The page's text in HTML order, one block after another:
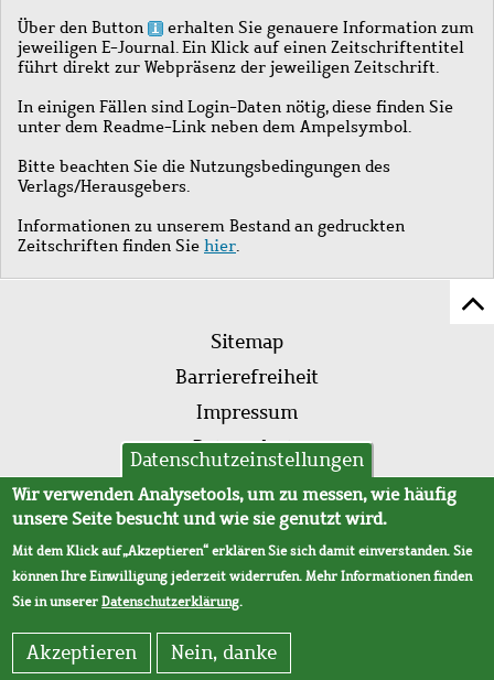
Über den Button
erhalten Sie genauere Information zum
jeweiligen E-Journal. Ein Klick auf einen Zeitschriftentitel
führt direkt zur Webpräsenz der jeweiligen Zeitschrift.
In einigen Fällen sind Login-Daten nötig, diese finden Sie
unter dem Readme-Link neben dem Ampelsymbol.
Bitte beachten Sie die Nutzungsbedingungen des
Verlags/Herausgebers.
Informationen zu unserem Bestand an gedruckten
Zeitschriften finden Sie hier.
Fußleistenmenü
Sitemap
Barrierefreiheit
Impressum
Datenschutz
AVB
Datenschutzeinstellungen
Wir verwenden Analysetools, um zu messen, wie häufig
unsere Seite besucht und wie sie genutzt wird.
Mit dem Klick auf „Akzeptieren“ erklären Sie sich damit einverstanden. Sie
können Ihre Einwilligung jederzeit widerrufen. Mehr Informationen finden
Sie in unsererDatenschutzerklärung.
Akzeptieren Nein, danke